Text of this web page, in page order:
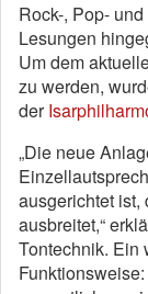
Rock-, Pop-
Lesungen
Um dem
zu werden,
der
„Die neue
ausgerichtet ist,
ausbreitet,“
Tontechnik. Ein